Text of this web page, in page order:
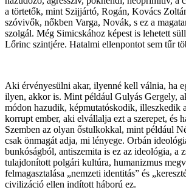
a törtetők, mint Szijjártó, Rogán, Kovács
szóvivők, nőkben Varga, Novák, s ez a
szolgál. Még Simicskához képest is lehetett
Lőrinc szintjére. Hatalmi ellenpontot sem tűr
Aki érvényesülni akar, ilyenné kell válnia, ha
ilyen, akkor is. Mint például Gulyás Gergely,
módon hazudik, képmutatóskodik, illeszkedik
korrupt ember, aki elvállalja ezt a szerepet, és
Szemben az olyan őstulkokkal, mint például
csak önmagát adja, mi lényege. Orbán
bunkóságból, antiszemita is ez az ideológia, a
tulajdonított polgári kultúra, humanizmus
felmagasztalása „nemzeti identitás” és
civilizáció ellen indított háború ez.